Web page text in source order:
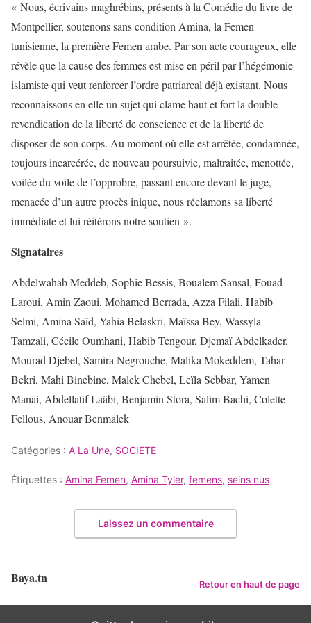
« Nous, écrivains maghrébins, présents à la Comédie du livre de
Montpellier, soutenons sans condition Amina, la Femen
tunisienne, la première Femen arabe. Par son acte courageux, elle
révèle que la cause des femmes est mise en péril par l’hégémonie
islamiste qui veut renforcer l’ordre patriarcal déjà existant. Nous
reconnaissons en elle un sujet qui clame haut et fort la double
revendication de la liberté de conscience et de la liberté de
disposer de son corps. Au moment où elle est arrêtée, condamnée,
toujours incarcérée, de nouveau poursuivie, maltraitée, menottée,
voilée du voile de l’opprobre, passant encore devant le juge,
menacée d’un autre procès inique, nous réclamons sa liberté
immédiate et lui réitérons notre soutien ».
Signataires
Abdelwahab Meddeb, Sophie Bessis, Boualem Sansal, Fouad
Laroui, Amin Zaoui, Mohamed Berrada, Azza Filali, Habib
Selmi, Amina Saïd, Yahia Belaskri, Maïssa Bey, Wassyla
Tamzali, Cécile Oumhani, Habib Tengour, Djemaï Abdelkader,
Mourad Djebel, Samira Negrouche, Malika Mokeddem, Tahar
Bekri, Mahi Binebine, Malek Chebel, Leïla Sebbar, Yamen
Manai, Abdellatif Laâbi, Benjamin Stora, Salim Bachi, Colette
Fellous, Anouar Benmalek
Catégories : A La Une, SOCIETE
Étiquettes : Amina Femen, Amina Tyler, femens, seins nus
Laissez un commentaire
Baya.tn Retour en haut de page